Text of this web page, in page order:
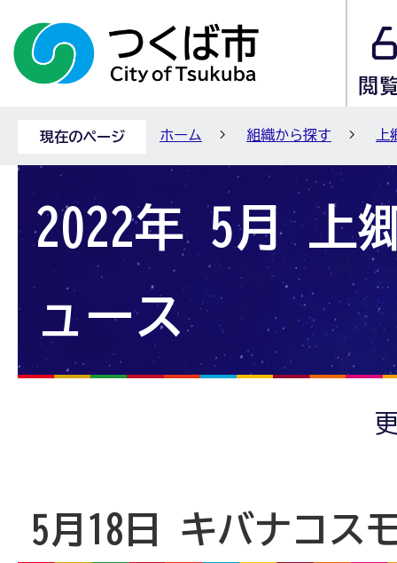
現在のページ ホーム 組織から探す
2022年 5月 上
ュース
5月18日 キバナコス